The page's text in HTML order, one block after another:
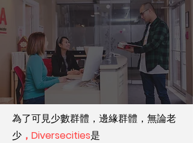
為了可見少數群體，邊緣群體，無論老
少 ，Diversecities是